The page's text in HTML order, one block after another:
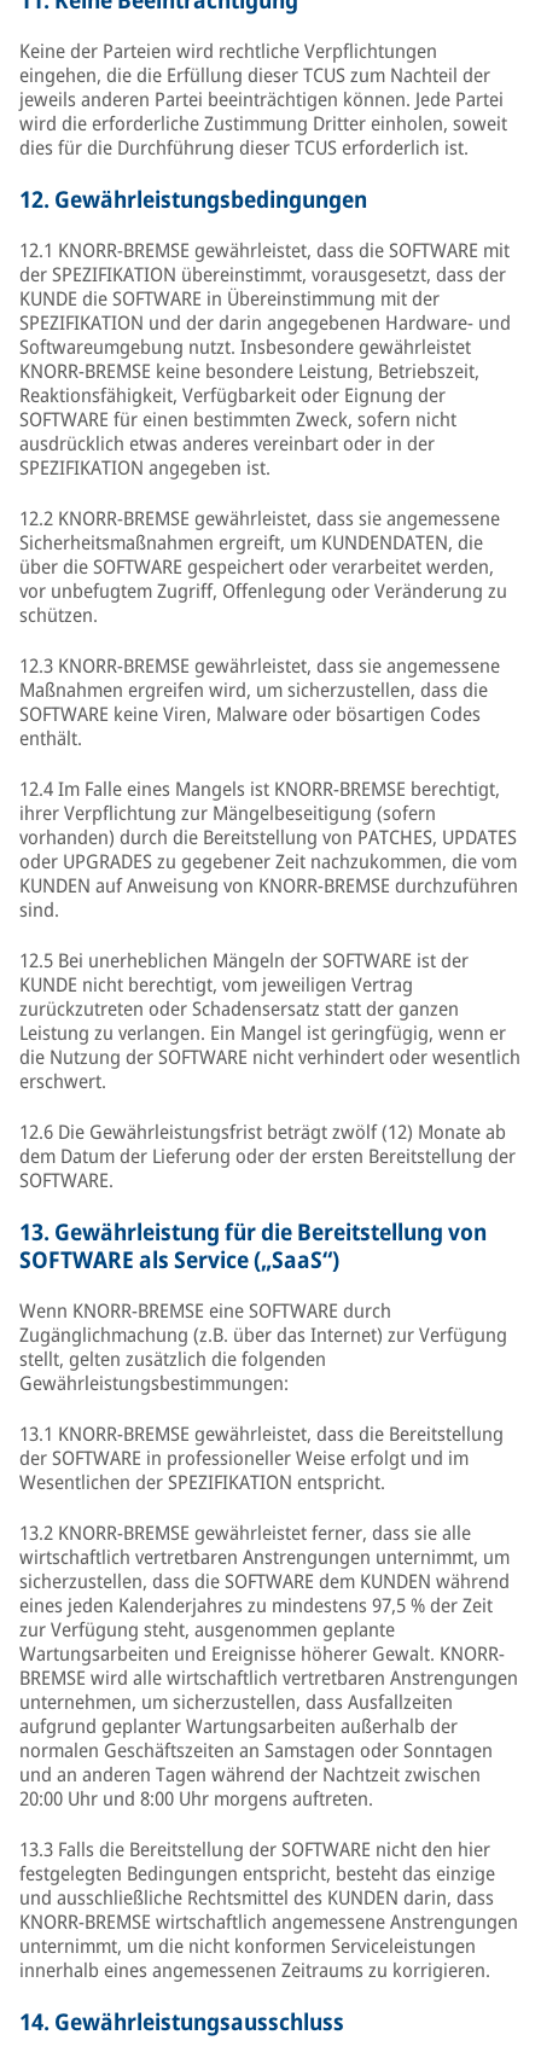
Keine der Parteien wird rechtliche Verpflichtungen
eingehen, die die Erfüllung dieser TCUS zum Nachteil der
jeweils anderen Partei beeinträchtigen können. Jede Partei
wird die erforderliche Zustimmung Dritter einholen, soweit
dies für die Durchführung dieser TCUS erforderlich ist.
12. Gewährleistungsbedingungen
12.1 KNORR-BREMSE gewährleistet, dass die SOFTWARE mit
der SPEZIFIKATION übereinstimmt, vorausgesetzt, dass der
KUNDE die SOFTWARE in Übereinstimmung mit der
SPEZIFIKATION und der darin angegebenen Hardware- und
Softwareumgebung nutzt. Insbesondere gewährleistet
KNORR-BREMSE keine besondere Leistung, Betriebszeit,
Reaktionsfähigkeit, Verfügbarkeit oder Eignung der
SOFTWARE für einen bestimmten Zweck, sofern nicht
ausdrücklich etwas anderes vereinbart oder in der
SPEZIFIKATION angegeben ist.
12.2 KNORR-BREMSE gewährleistet, dass sie angemessene
Sicherheitsmaßnahmen ergreift, um KUNDENDATEN, die
über die SOFTWARE gespeichert oder verarbeitet werden,
vor unbefugtem Zugriff, Offenlegung oder Veränderung zu
schützen.
12.3 KNORR-BREMSE gewährleistet, dass sie angemessene
Maßnahmen ergreifen wird, um sicherzustellen, dass die
SOFTWARE keine Viren, Malware oder bösartigen Codes
enthält.
12.4 Im Falle eines Mangels ist KNORR-BREMSE berechtigt,
ihrer Verpflichtung zur Mängelbeseitigung (sofern
vorhanden) durch die Bereitstellung von PATCHES, UPDATES
oder UPGRADES zu gegebener Zeit nachzukommen, die vom
KUNDEN auf Anweisung von KNORR-BREMSE durchzuführen
sind.
12.5 Bei unerheblichen Mängeln der SOFTWARE ist der
KUNDE nicht berechtigt, vom jeweiligen Vertrag
zurückzutreten oder Schadensersatz statt der ganzen
Leistung zu verlangen. Ein Mangel ist geringfügig, wenn er
die Nutzung der SOFTWARE nicht verhindert oder wesentlich
erschwert.
12.6 Die Gewährleistungsfrist beträgt zwölf (12) Monate ab
dem Datum der Lieferung oder der ersten Bereitstellung der
SOFTWARE.
13. Gewährleistung für die Bereitstellung von
SOFTWARE als Service („SaaS“)
Wenn KNORR-BREMSE eine SOFTWARE durch
Zugänglichmachung (z.B. über das Internet) zur Verfügung
stellt, gelten zusätzlich die folgenden
Gewährleistungsbestimmungen:
13.1 KNORR-BREMSE gewährleistet, dass die Bereitstellung
der SOFTWARE in professioneller Weise erfolgt und im
Wesentlichen der SPEZIFIKATION entspricht.
13.2 KNORR-BREMSE gewährleistet ferner, dass sie alle
wirtschaftlich vertretbaren Anstrengungen unternimmt, um
sicherzustellen, dass die SOFTWARE dem KUNDEN während
eines jeden Kalenderjahres zu mindestens 97,5 % der Zeit
zur Verfügung steht, ausgenommen geplante
Wartungsarbeiten und Ereignisse höherer Gewalt. KNORR-
BREMSE wird alle wirtschaftlich vertretbaren Anstrengungen
unternehmen, um sicherzustellen, dass Ausfallzeiten
aufgrund geplanter Wartungsarbeiten außerhalb der
normalen Geschäftszeiten an Samstagen oder Sonntagen
und an anderen Tagen während der Nachtzeit zwischen
20:00 Uhr und 8:00 Uhr morgens auftreten.
13.3 Falls die Bereitstellung der SOFTWARE nicht den hier
festgelegten Bedingungen entspricht, besteht das einzige
und ausschließliche Rechtsmittel des KUNDEN darin, dass
KNORR-BREMSE wirtschaftlich angemessene Anstrengungen
unternimmt, um die nicht konformen Serviceleistungen
innerhalb eines angemessenen Zeitraums zu korrigieren.
14. Gewährleistungsausschluss